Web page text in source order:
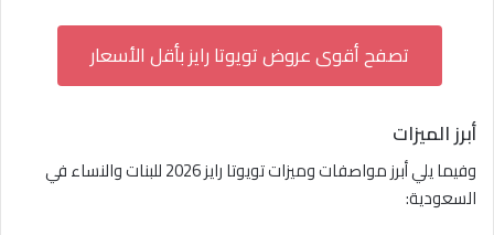
تصفح أقوى عروض تويوتا رايز بأقل الأسعار
أبرز الميزات
وفيما يلي أبرز مواصفات وميزات تويوتا رايز 2026 للبنات والنساء في
السعودية: